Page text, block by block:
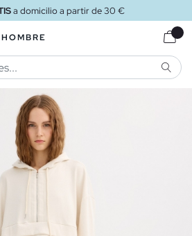
a domicilio a partir de 30 €
HOMBRE